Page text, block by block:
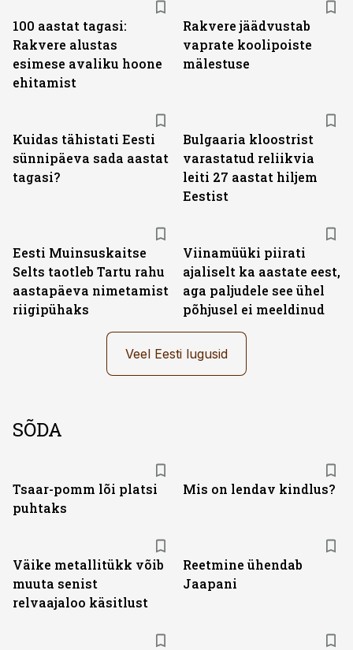
100 aastat tagasi:
Rakvere alustas
esimese avaliku hoone
ehitamist
Rakvere jäädvustab
vaprate koolipoiste
mälestuse
Kuidas tähistati Eesti
sünnipäeva sada aastat
tagasi?
Bulgaaria kloostrist
varastatud reliikvia
leiti 27 aastat hiljem
Eestist
Eesti Muinsuskaitse
Selts taotleb Tartu rahu
aastapäeva nimetamist
riigipühaks
Viinamüüki piirati
ajaliselt ka aastate eest,
aga paljudele see ühel
põhjusel ei meeldinud
Veel Eesti lugusid
SÕDA
Tsaar-pomm lõi platsi
puhtaks
Mis on lendav kindlus?
Väike metallitükk võib
muuta senist
relvaajaloo käsitlust
Reetmine ühendab
Jaapani